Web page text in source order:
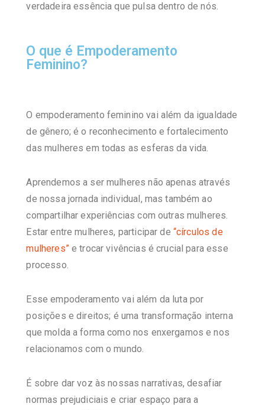
verdadeira essência que pulsa dentro de nós.
O que é Empoderamento
Feminino?
O empoderamento feminino vai além da igualdade
de gênero; é o reconhecimento e fortalecimento
das mulheres em todas as esferas da vida.
Aprendemos a ser mulheres não apenas através
de nossa jornada individual, mas também ao
compartilhar experiências com outras mulheres.
Estar entre mulheres, participar de “círculos de
mulheres”e trocar vivências é crucial para esse
processo.
Esse empoderamento vai além da luta por
posições e direitos; é uma transformação interna
que molda a forma como nos enxergamos e nos
relacionamos com o mundo.
É sobre dar voz às nossas narrativas, desafiar
normas prejudiciais e criar espaço para a